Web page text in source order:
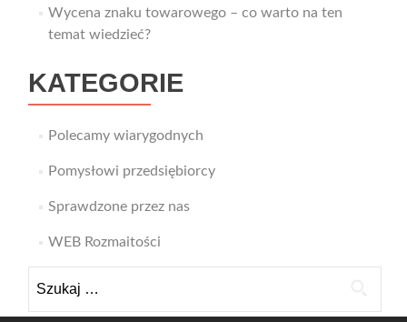
Wycena znaku towarowego – co warto na ten
temat wiedzieć?
KATEGORIE
Polecamy wiarygodnych
Pomysłowi przedsiębiorcy
Sprawdzone przez nas
WEB Rozmaitości